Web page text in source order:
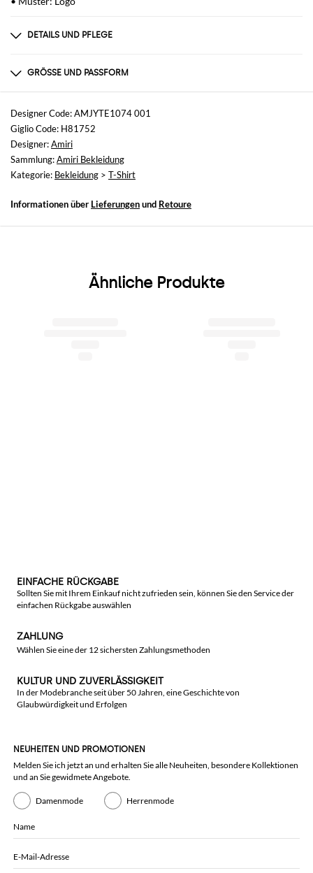
DETAILS UND PFLEGE
100% cotton
GRÖSSE UND PASSFORM
Größen
nicht verfügbar
Größe und Passform
Normale Passform
Designer Code: AMJYTE1074 001
Giglio Code: H81752
Designer:Amiri
Sammlung:Amiri Bekleidung
Kategorie: Bekleidung > T-Shirt
Informationen über Lieferungenund Retoure
Ähnliche Produkte
EINFACHE RÜCKGABE
Sollten Sie mit Ihrem Einkauf nicht zufrieden sein, können Sie den Service der
einfachen Rückgabe auswählen
ZAHLUNG
Wählen Sie eine der 12 sichersten Zahlungsmethoden
KULTUR UND ZUVERLÄSSIGKEIT
In der Modebranche seit über 50 Jahren, eine Geschichte von
Glaubwürdigkeit und Erfolgen
NEUHEITEN UND PROMOTIONEN
Melden Sie ich jetzt an und erhalten Sie alle Neuheiten, besondere Kollektionen
und an Sie gewidmete Angebote.
Damenmode Herrenmode
Name
E-Mail-Adresse